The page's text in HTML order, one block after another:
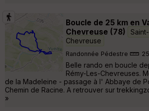
Boucle de 25 km en
Chevreuse (78)
Chevreuse
Randonnée Pédestre
Belle rando en boucle
Rémy-Les-Chevreuses.
de la Madeleine - passage à l' Abbaye de
Chemin de Racine. A retrouver sur
»